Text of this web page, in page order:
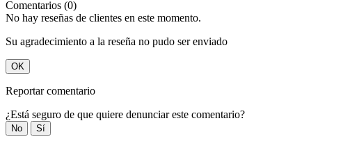
Comentarios (0)
No hay reseñas de clientes en este momento.
Su agradecimiento a la reseña no pudo ser enviado
OK
Reportar comentario
¿Está seguro de que quiere denunciar este comentario?
No Sí